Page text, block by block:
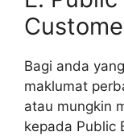
Bagi anda
maklumat
atau mungkin
kepada Public